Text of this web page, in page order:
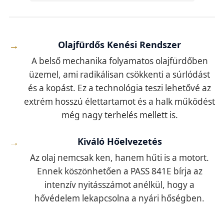
Olajfürdős Kenési Rendszer
A belső mechanika folyamatos olajfürdőben
üzemel, ami radikálisan csökkenti a súrlódást
és a kopást. Ez a technológia teszi lehetővé az
extrém hosszú élettartamot és a halk működést
még nagy terhelés mellett is.
Kiváló Hőelvezetés
Az olaj nemcsak ken, hanem hűti is a motort.
Ennek köszönhetően a PASS 841E bírja az
intenzív nyitásszámot anélkül, hogy a
hővédelem lekapcsolna a nyári hőségben.